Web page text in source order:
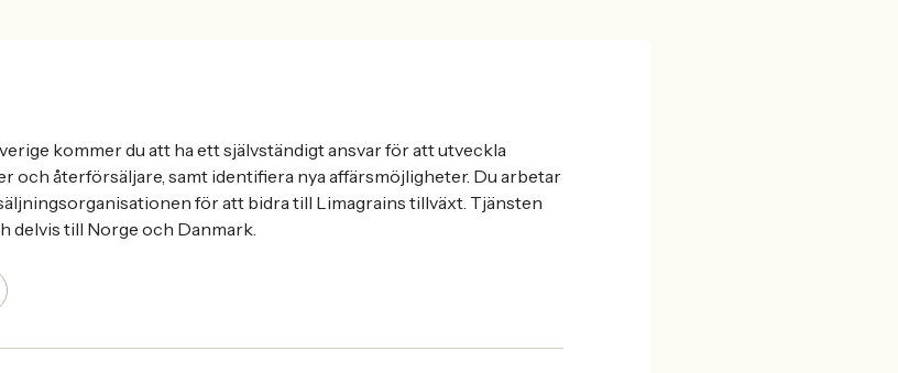
kommer du att ha ett självständigt ansvar för att utveckla
och återförsäljare, samt identifiera nya affärsmöjligheter. Du arbetar
för att bidra till Limagrains tillväxt. Tjänsten
delvis till Norge och Danmark.